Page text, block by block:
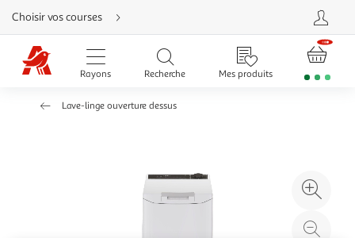
Aller
directement
au
contenu
Aller
directement
Aller
Choisir vos courses
Rayons Recherche Mes produits
Lave-linge ouverture dessus